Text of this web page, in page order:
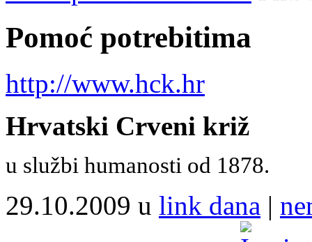
Pomoć potrebitima
http://www.hck.hr
Hrvatski Crveni križ
u službi humanosti od 1878.
29.10.2009 u link dana |